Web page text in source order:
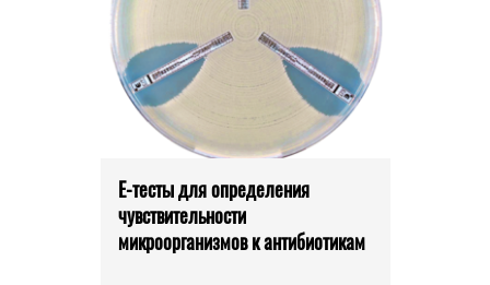
E-тесты для определения
чувствительности
микроорганизмов к антибиотикам